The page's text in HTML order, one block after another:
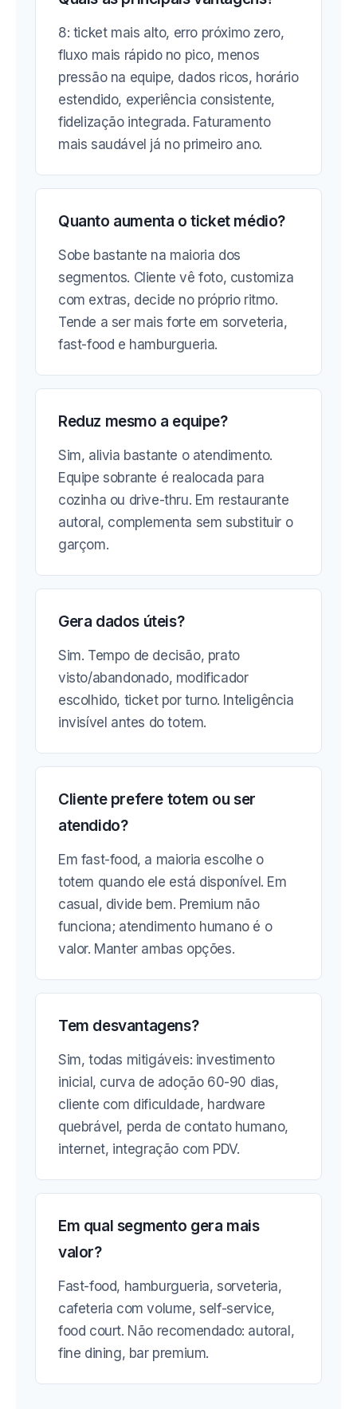
8: ticket mais alto, erro próximo zero,
fluxo mais rápido no pico, menos
pressão na equipe, dados ricos, horário
estendido, experiência consistente,
fidelização integrada. Faturamento
mais saudável já no primeiro ano.
Quanto aumenta o ticket médio?
Sobe bastante na maioria dos
segmentos. Cliente vê foto, customiza
com extras, decide no próprio ritmo.
Tende a ser mais forte em sorveteria,
fast-food e hamburgueria.
Reduz mesmo a equipe?
Sim, alivia bastante o atendimento.
Equipe sobrante é realocada para
cozinha ou drive-thru. Em restaurante
autoral, complementa sem substituir o
garçom.
Gera dados úteis?
Sim. Tempo de decisão, prato
visto/abandonado, modificador
escolhido, ticket por turno. Inteligência
invisível antes do totem.
Cliente prefere totem ou ser
atendido?
Em fast-food, a maioria escolhe o
totem quando ele está disponível. Em
casual, divide bem. Premium não
funciona; atendimento humano é o
valor. Manter ambas opções.
Tem desvantagens?
Sim, todas mitigáveis: investimento
inicial, curva de adoção 60-90 dias,
cliente com dificuldade, hardware
quebrável, perda de contato humano,
internet, integração com PDV.
Em qual segmento gera mais
valor?
Fast-food, hamburgueria, sorveteria,
cafeteria com volume, self-service,
food court. Não recomendado: autoral,
fine dining, bar premium.